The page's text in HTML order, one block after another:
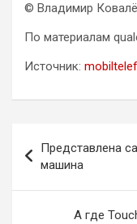
© Владимир
По материалам
Источник:
по
записям
Представлена
машина
А где